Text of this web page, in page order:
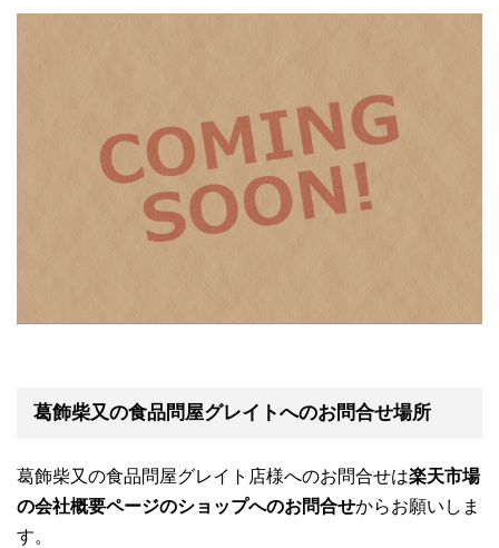
葛飾柴又の食品問屋グレイトへのお問合せ場所
葛飾柴又の食品問屋グレイト店様へのお問合せは楽天市場
の会社概要ページのショップへのお問合せからお願いしま
す。